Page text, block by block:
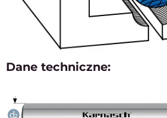
Dane techniczne: